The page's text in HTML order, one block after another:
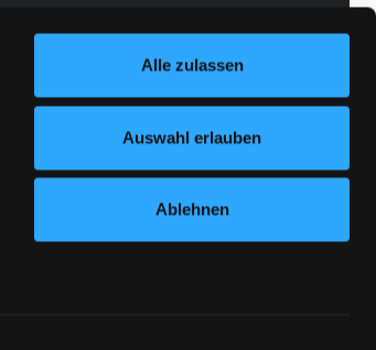
Alle zulassen
Auswahl erlauben
Ablehnen
abonnieren
verpassen